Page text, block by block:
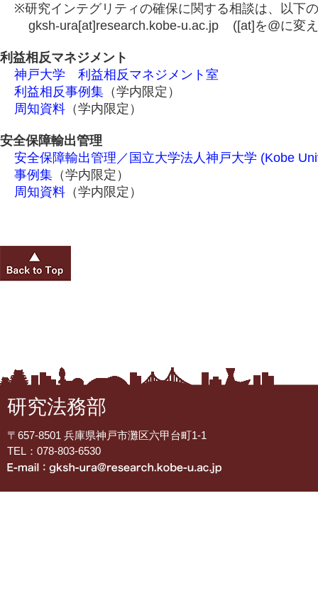
※研究インテグリティの確保に関する相談は、以下
gksh-ura[at]research.kobe-u.ac.jp ([at]を@に変え
利益相反マネジメント
神戸大学 利益相反マネジメント室
利益相反事例集 （学内限定）
周知資料 （学内限定）
安全保障輸出管理
安全保障輸出管理／国立大学法人神戸大学 (Kobe
事例集 （学内限定）
周知資料 （学内限定）
研究法務部
〒657-8501 兵庫県神戸市灘区六甲台町1-1
TEL：078-803-6530